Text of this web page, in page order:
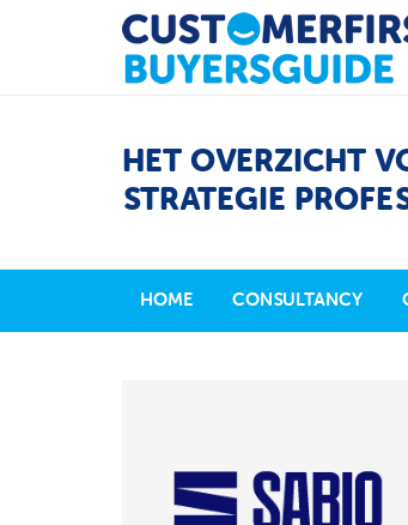
HET OVERZICHT
STRATEGIE
HOME CONSULTANCY